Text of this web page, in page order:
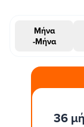
Μήνα
-Μήνα
36